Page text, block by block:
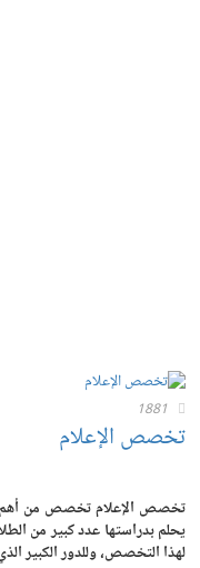
1881
تخصص الإعلام
تخصص الإعلام تخصص من أهم
يحلم بدراستها عدد كبير من
لهذا التخصص، وللدور الكبير